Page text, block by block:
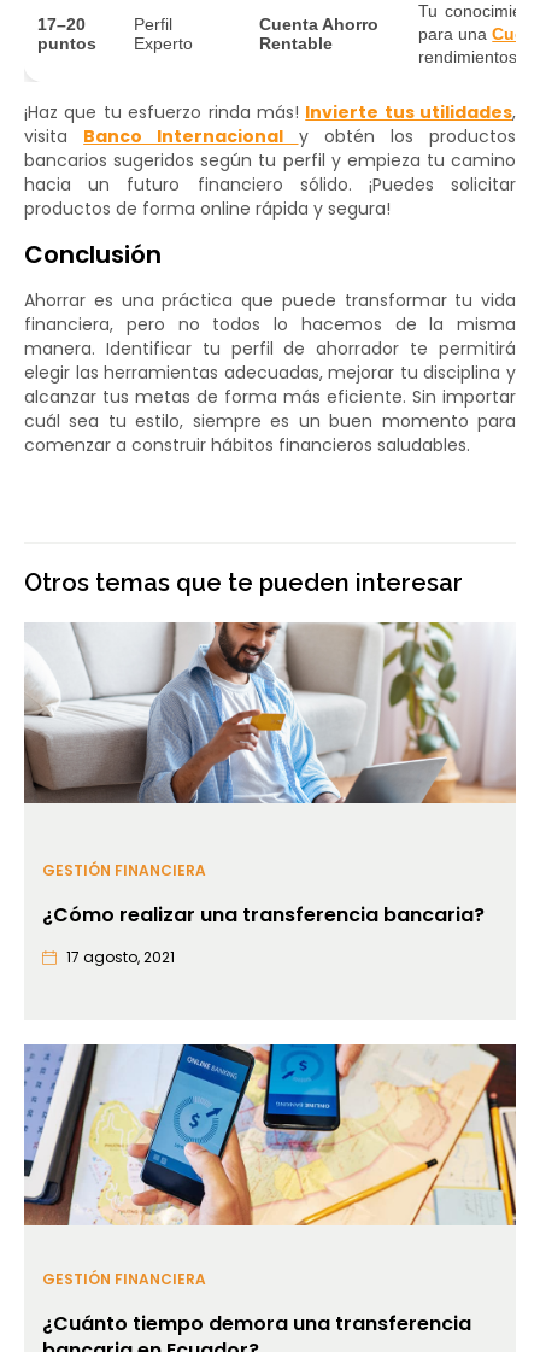
17–20
puntos
Perfil
Experto
Cuenta Ahorro
Rentable
Tu
para una
rendimientos
¡Haz que tu esfuerzo rinda más! Invierte tus utilidades,
visita Banco Internacional y obtén los productos
bancarios sugeridos según tu perfil y empieza tu camino
hacia un futuro financiero sólido. ¡Puedes solicitar
productos de forma online rápida y segura!
Conclusión
Ahorrar es una práctica que puede transformar tu vida
financiera, pero no todos lo hacemos de la misma
manera. Identificar tu perfil de ahorrador te permitirá
elegir las herramientas adecuadas, mejorar tu disciplina y
alcanzar tus metas de forma más eficiente. Sin importar
cuál sea tu estilo, siempre es un buen momento para
comenzar a construir hábitos financieros saludables.
Otros temas que te pueden interesar
GESTIÓN FINANCIERA
¿Cómo realizar una transferencia bancaria?
17 agosto, 2021
GESTIÓN FINANCIERA
¿Cuánto tiempo demora una transferencia